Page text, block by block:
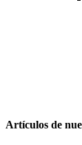
Artículos de